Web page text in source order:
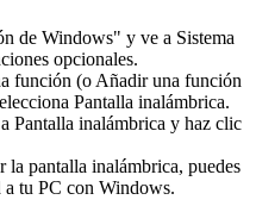
de Windows" y ve a Sistema
opcionales.
función (o Añadir una función
Pantalla inalámbrica.
Pantalla inalámbrica y haz clic
la pantalla inalámbrica, puedes
tu PC con Windows.